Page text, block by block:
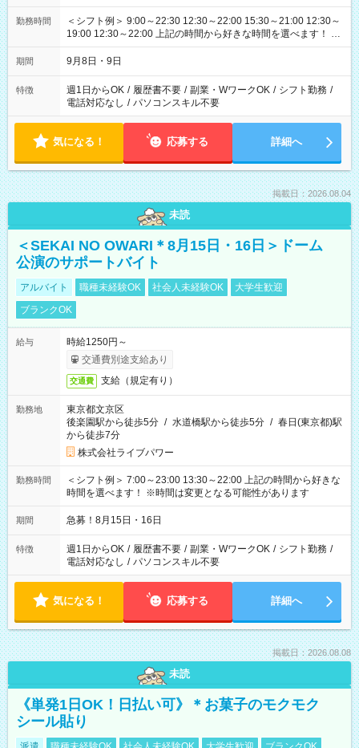
勤務時間
＜シフト例＞ 9:00～22:30 12:30～22:00 15:30～21:00 12:30～
19:00 12:30～22:00 上記の時間から好きな時間を選べます！ ※
時間は変更となる可能性があります
期間 9月8日・9日
特徴 週1日からOK / 履歴書不要 / 副業・WワークOK / シフト勤務 /
電話対応なし / パソコンスキル不要
気になる！ 応募する 詳細へ
掲載日：2026.08.04
未読
＜SEKAI NO OWARI＊8月15日・16日＞ドーム
公演のサポートバイト
アルバイト 職種未経験OK 社会人未経験OK
大学生歓迎
ブランクOK
給与
時給1250円～
交通費別途支給あり
交通費 支給（規定有り）
勤務地
東京都文京区
後楽園駅から徒歩5分 / 水道橋駅から徒歩5分 / 春日(東京都)駅
から徒歩7分
株式会社ライブパワー
勤務時間
＜シフト例＞ 7:00～23:00 13:30～22:00 上記の時間から好きな
時間を選べます！ ※時間は変更となる可能性があります
期間 急募！8月15日・16日
特徴 週1日からOK / 履歴書不要 / 副業・WワークOK / シフト勤務 /
電話対応なし / パソコンスキル不要
気になる！ 応募する 詳細へ
掲載日：2026.08.08
未読
《単発1日OK！日払い可》＊お菓子のモクモク
シール貼り